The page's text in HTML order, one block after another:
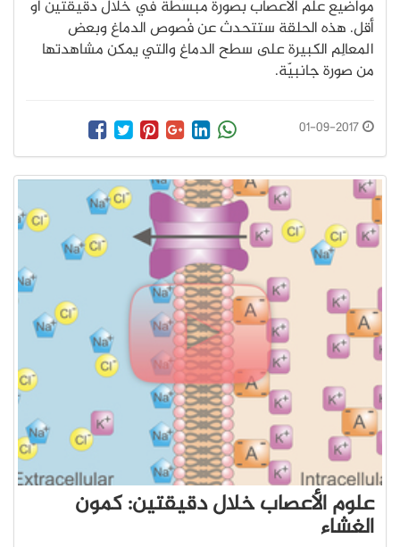
مواضيع علم الأعصاب بصورة مبسَّطة في خلال دقيقتين أو
أقل. هذه الحلقة ستتحدث عن فُصوص الدماغ وبعض
المعالِم الكبيرة على سطح الدماغ والتي يمكن مشاهدتها
من صورة جانبيّة.
01-09-2017
علوم الأعصاب خلال دقيقتين: كمون
الغشاء